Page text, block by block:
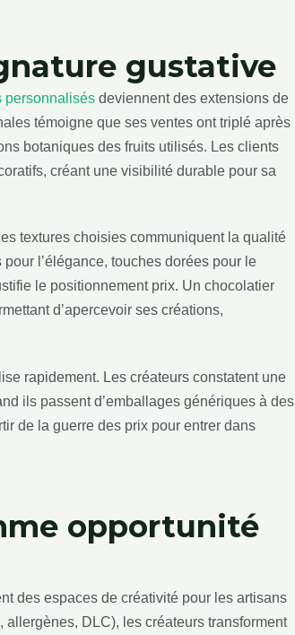
gustative
personnalisés deviennent des extensions de
témoigne que ses ventes ont triplé après
botaniques des fruits utilisés. Les clients
créant une visibilité durable pour sa
textures choisies communiquent la qualité
l’élégance, touches dorées pour le
le positionnement prix. Un chocolatier
d’apercevoir ses créations,
rapidement. Les créateurs constatent une
ils passent d’emballages génériques à des
de la guerre des prix pour entrer dans
opportunité
des espaces de créativité pour les artisans
DLC), les créateurs transforment